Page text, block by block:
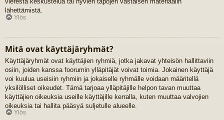
lähettämistä.
Ylös
Mitä ovat käyttäjäryhmät?
Käyttäjäryhmät ovat käyttäjien ryhmiä, jotka jakavat yhteisön hallittaviin
osiin, joiden kanssa foorumin ylläpitäjät voivat toimia. Jokainen käyttäjä
voi kuulua useisiin ryhmiin ja jokaiselle ryhmälle voidaan määritellä
yksilölliset oikeudet. Tämä tarjoaa ylläpitäjille helpon tavan muuttaa
käyttäjien oikeuksia useille käyttäjille kerralla, kuten muuttaa valvojien
oikeuksia tai hallita pääsyä suljetulle alueelle.
Ylös